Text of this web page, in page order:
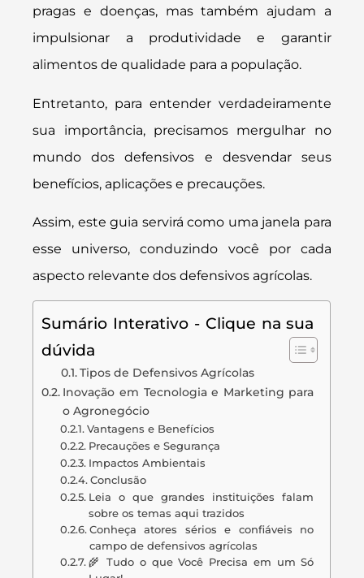
pragas e doenças, mas também ajudam a
impulsionar a produtividade e garantir
alimentos de qualidade para a população.
Entretanto, para entender verdadeiramente
sua importância, precisamos mergulhar no
mundo dos defensivos e desvendar seus
benefícios, aplicações e precauções.
Assim, este guia servirá como uma janela para
esse universo, conduzindo você por cada
aspecto relevante dos defensivos agrícolas.
Sumário Interativo - Clique na sua
dúvida
Tipos de Defensivos Agrícolas
Inovação em Tecnologia e Marketing para
o Agronegócio
Vantagens e Benefícios
Precauções e Segurança
Impactos Ambientais
Conclusão
Leia o que grandes instituições falam
sobre os temas aqui trazidos
Conheça atores sérios e confiáveis no
campo de defensivos agrícolas
🌾 Tudo o que Você Precisa em um Só